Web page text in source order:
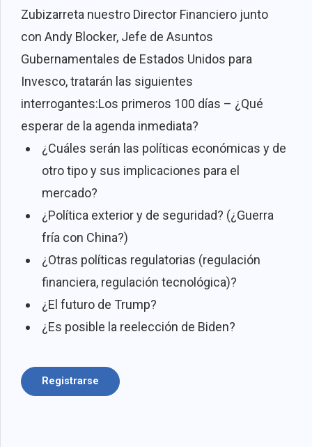
Zubizarreta nuestro Director Financiero junto
con Andy Blocker, Jefe de Asuntos
Gubernamentales de Estados Unidos para
Invesco, tratarán las siguientes
interrogantes:Los primeros 100 días – ¿Qué
esperar de la agenda inmediata?
¿Cuáles serán las políticas económicas y de
otro tipo y sus implicaciones para el
mercado?
¿Política exterior y de seguridad? (¿Guerra
fría con China?)
¿Otras políticas regulatorias (regulación
financiera, regulación tecnológica)?
¿El futuro de Trump?
¿Es posible la reelección de Biden?
Registrarse